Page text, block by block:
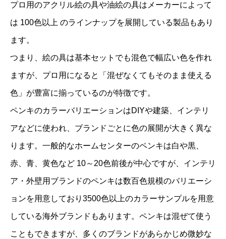
プロ用のアクリル絵の具や油絵の具はメーカーによって
は 100色以上 のラインナップを展開している製品もあり
ます。
つまり、絵の具は基本セットでも混色で幅広い色を作れ
ますが、プロ用になると「混ぜなくてもそのまま使える
色」が豊富に揃っているのが特徴です。
ペンキのカラーバリエーションはDIYや建築、インテリ
アなどに使われ、ブランドごとに色の展開が大きく異な
ります。一般的なホームセンターのペンキは白や黒、
赤、青、黄色など 10～20色前後が中心ですが、インテリ
ア・外壁用ブランドのペンキは数百色規模のバリエーシ
ョンを用意しており3500色以上のカラーサンプルを用意
している海外ブランドもあります。ペンキは混ぜて使う
こともできますが、多くのブランドがあらかじめ微妙な